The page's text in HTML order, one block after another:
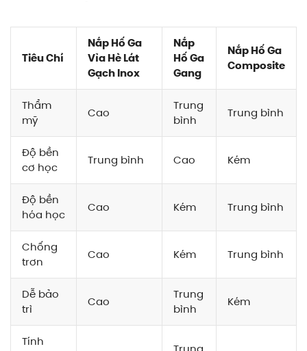
Tiêu Chí
Nắp Hố Ga
Vỉa Hè Lát
Gạch Inox
Nắp
Hố Ga
Gang
Nắp Hố Ga
Composite
Thẩm
mỹ
Cao
Trung
bình
Trung bình
Độ bền
cơ học
Trung bình Cao Kém
Độ bền
hóa học
Cao Kém Trung bình
Chống
trơn
Cao Kém Trung bình
Dễ bảo
trì
Cao
Trung
bình
Kém
Tính